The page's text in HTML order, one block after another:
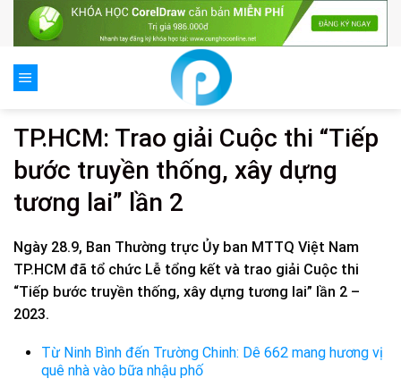
TP.HCM: Trao giải Cuộc thi “Tiếp
bước truyền thống, xây dựng
tương lai” lần 2
Ngày 28.9, Ban Thường trực Ủy ban MTTQ Việt Nam
TP.HCM đã tổ chức Lễ tổng kết và trao giải Cuộc thi
“Tiếp bước truyền thống, xây dựng tương lai” lần 2 –
2023.
Từ Ninh Bình đến Trường Chinh: Dê 662 mang hương vị
quê nhà vào bữa nhậu phố